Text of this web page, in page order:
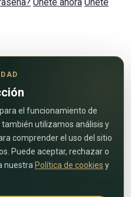
el funcionamiento de
utilizamos análisis y
comprender el uso del sitio
Puede aceptar, rechazar o
nuestra Política de cookies y
ponerse en contacto con